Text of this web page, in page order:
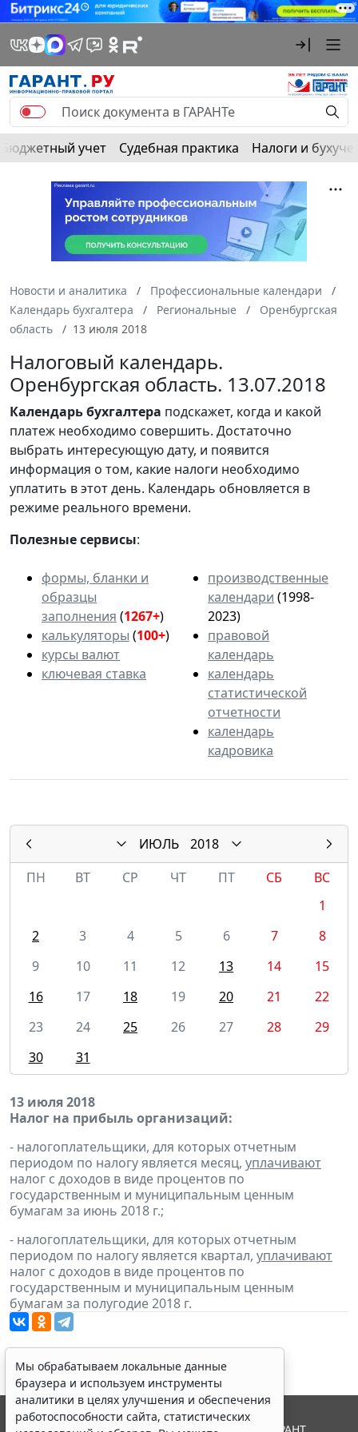
Бюджетный учет Судебная практика Налоги и
Новости и аналитика
Профессиональные календари
Календарь бухгалтера
Региональные
Оренбургская
область
13 июля 2018
Налоговый календарь.
Оренбургская область. 13.07.2018
Календарьбухгалтера подскажет, когда и какой
платеж необходимо совершить. Достаточно
выбрать интересующую дату, и появится
информация о том, какие налоги необходимо
уплатить в этот день. Календарь обновляется в
режиме реального времени.
Полезные сервисы:
формы, бланки и
образцы
заполнения (1267+)
калькуляторы (100+)
курсы валют
ключевая ставка
производственные
календари (1998-
2023)
правовой
календарь
календарь
статистической
отчетности
календарь
кадровика
ИЮЛЬ
2018
ПН
ВТ СР ЧТ ПТ СБ
ВС
1
2
3 4 5 6 7
8
9
10 11 12 13 14
15
16
17 18 19 20 21
22
23
24 25 26 27 28
29
30
31
13 июля 2018
Налог на прибыль организаций:
- налогоплательщики, для которых отчетным
периодом по налогу является месяц, уплачивают
налог с доходов в виде процентов по
государственным и муниципальным ценным
бумагам за июнь 2018 г.;
- налогоплательщики, для которых отчетным
периодом по налогу является квартал, уплачивают
налог с доходов в виде процентов по
государственным и муниципальным ценным
бумагам за полугодие 2018 г.
Мы обрабатываем локальные данные
браузера и используем инструменты
аналитики в целях улучшения и обеспечения
работоспособности сайта, статистических